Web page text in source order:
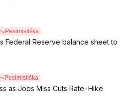
Pesimistiška
Federal Reserve balance sheet to
Pesimistiška
as Jobs Miss Cuts Rate-Hike